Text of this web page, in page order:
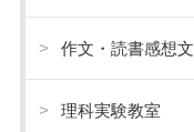
作文・読書感想文
理科実験教室